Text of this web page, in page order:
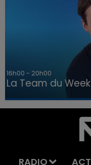
LA TEAM DU
7h00 - 12h00
La Team du
RADIO